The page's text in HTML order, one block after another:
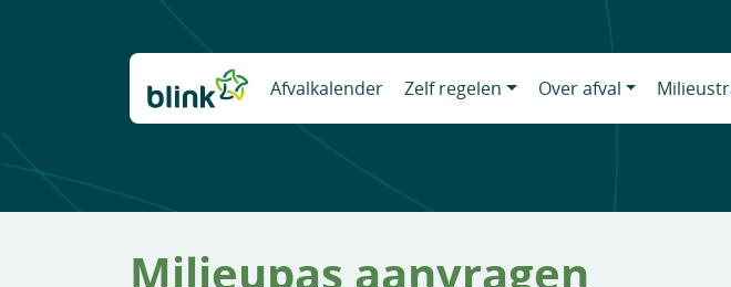
Naar hoofdinhoud
Afvalkalender Zelf regelen Over afval
Milieupas aanvragen